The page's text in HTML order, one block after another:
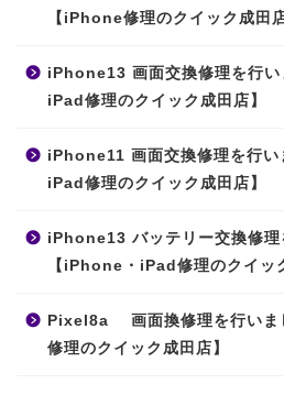
【iPhone修理のクイック成田店
iPhone13 画面交換修理を行い
iPad修理のクイック成田店】
iPhone11 画面交換修理を行い
iPad修理のクイック成田店】
iPhone13 バッテリー交換修理
【iPhone・iPad修理のクイッ
Pixel8a 画面換修理を行いま
修理のクイック成田店】